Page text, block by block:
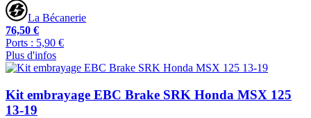
La Bécanerie
76,50 €
Ports : 5,90 €
Plus d'infos
Kit embrayage EBC Brake SRK Honda MSX 125
13-19